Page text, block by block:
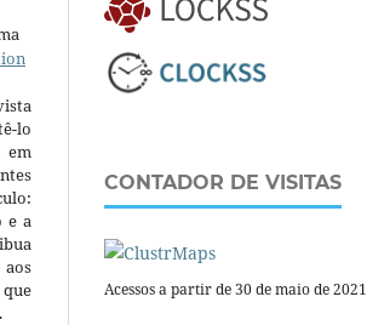
lo
em
e a
CONTADOR DE VISITAS
Acessos a partir de 30 de maio de 2021